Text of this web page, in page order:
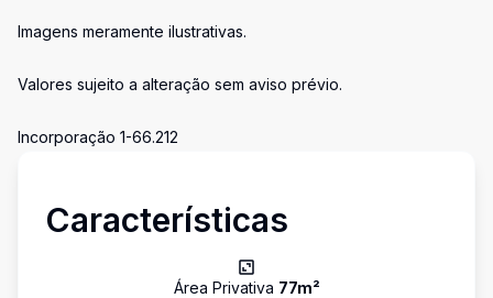
Imagens meramente ilustrativas.
Valores sujeito a alteração sem aviso prévio.
Incorporação 1-66.212
Características
Área Privativa 77m²